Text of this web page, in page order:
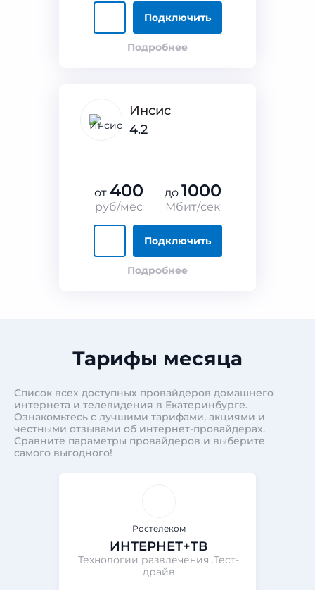
Подключить
Подробнее
Инсис
4.2
от 400
руб/мес
до 1000
Мбит/сек
Подключить
Подробнее
Тарифы месяца
Список всех доступных провайдеров домашнего
интернета и телевидения в Екатеринбурге.
Ознакомьтесь с лучшими тарифами, акциями и
честными отзывами об интернет-провайдерах.
Сравните параметры провайдеров и выберите
самого выгодного!
Ростелеком
ИНТЕРНЕТ+ТВ
Технологии развлечения .Тест-
драйв